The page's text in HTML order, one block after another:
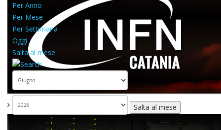
Per Anno
Per Mese
Per Settimana
Oggi
Salta al mese
Salta al mese